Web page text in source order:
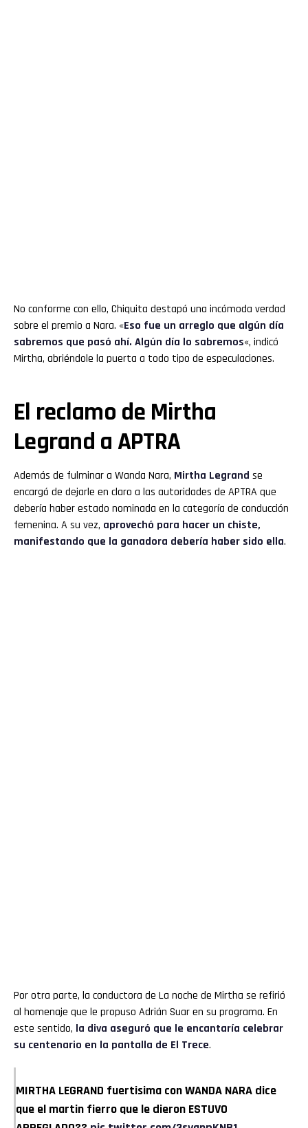
No conforme con ello, Chiquita destapó una incómoda verdad
sobre el premio a Nara. «Eso fue un arreglo que algún día
sabremos que pasó ahí. Algún día lo sabremos«, indicó
Mirtha, abriéndole la puerta a todo tipo de especulaciones.
El reclamo de Mirtha
Legrand a APTRA
Además de fulminar a Wanda Nara, Mirtha Legrand se
encargó de dejarle en claro a las autoridades de APTRA que
debería haber estado nominada en la categoría de conducción
femenina. A su vez, aprovechó para hacer un chiste,
manifestando que la ganadora debería haber sido ella.
Por otra parte, la conductora de La noche de Mirtha se refirió
al homenaje que le propuso Adrián Suar en su programa. En
este sentido, la diva aseguró que le encantaría celebrar
su centenario en la pantalla de El Trece.
MIRTHA LEGRAND fuertisima con WANDA NARA dice
que el martin fierro que le dieron ESTUVO